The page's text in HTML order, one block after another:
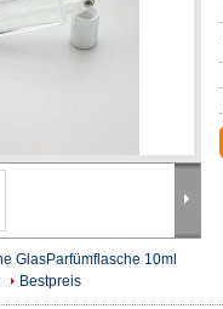
GlasParfümflasche 10ml
Bestpreis